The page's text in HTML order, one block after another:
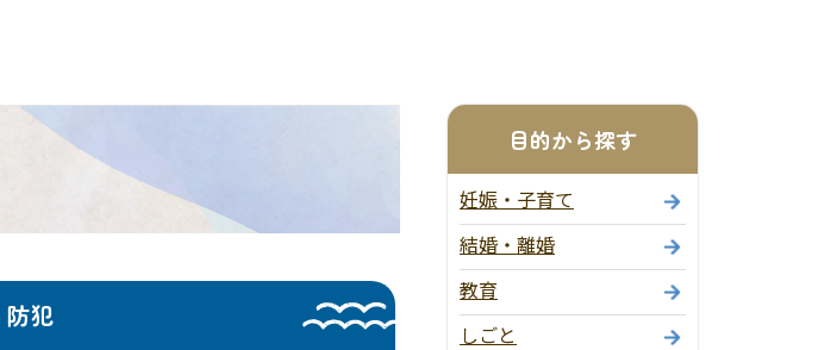
防犯
目的から探す
妊娠・子育て
結婚・離婚
教育
しごと